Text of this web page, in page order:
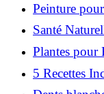
Peinture
possible?
Santé
Plantes pour
votre
5 Recettes
des huiles